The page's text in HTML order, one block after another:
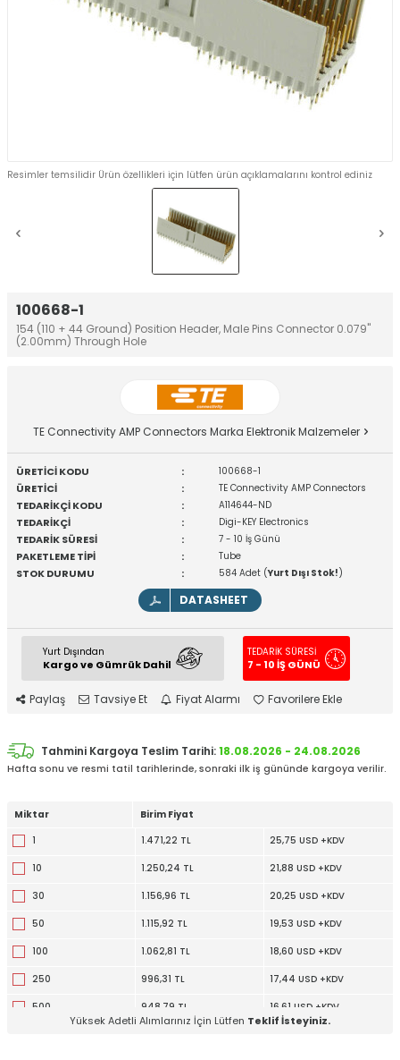
100668-1
154 (110 + 44 Ground) Position Header, Male Pins Connector 0.079"
(2.00mm) Through Hole
Resimler temsilidir Ürün özellikleri için lütfen ürün açıklamalarını kontrol ediniz
TE Connectivity AMP Connectors Marka Elektronik Malzemeler
ÜRETİCİ KODU : 100668-1
ÜRETİCİ : TE Connectivity AMP Connectors
TEDARİKÇİ KODU : A114644-ND
TEDARİKÇİ : Digi-KEY Electronics
TEDARİK SÜRESİ : 7 - 10 İş Günü
PAKETLEME TİPİ : Tube
STOK DURUMU : 584 Adet (Yurt Dışı Stok!)
DATASHEET
Yurt Dışından
Kargo ve Gümrük Dahil
TEDARİK SÜRESİ
7 - 10 İŞ GÜNÜ
Paylaş Tavsiye Et Fiyat Alarmı Favorilere Ekle
Tahmini Kargoya Teslim Tarihi:18.08.2026 - 24.08.2026
Hafta sonu ve resmi tatil tarihlerinde, sonraki ilk iş gününde kargoya verilir.
Miktar
Birim Fiyat
1
1.471,22 TL 25,75 USD +KDV
10 1.250,24 TL 21,88 USD +KDV
30 1.156,96 TL 20,25 USD +KDV
50 1.115,92 TL 19,53 USD +KDV
100 1.062,81 TL 18,60 USD +KDV
250 996,31 TL 17,44 USD +KDV
500 948,79 TL 16,61 USD +KDV
Yüksek Adetli Alımlarınız İçin Lütfen Teklif İsteyiniz.